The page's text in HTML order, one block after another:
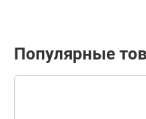
Популярные